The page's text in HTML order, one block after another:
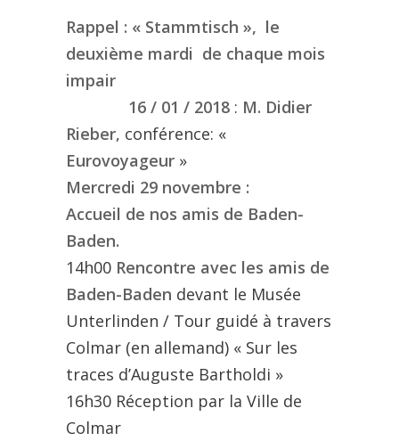
Rappel : « Stammtisch », le
deuxième mardi de chaque mois
impair
16 / 01 / 2018 : M. Didier
Rieber, conférence: «
Eurovoyageur »
Mercredi 29 novembre :
Accueil de nos amis de Baden-
Baden.
14h00 Rencontre avec les amis de
Baden-Baden devant le Musée
Unterlinden / Tour guidé à travers
Colmar (en allemand) « Sur les
traces d’Auguste Bartholdi »
16h30 Réception par la Ville de
Colmar